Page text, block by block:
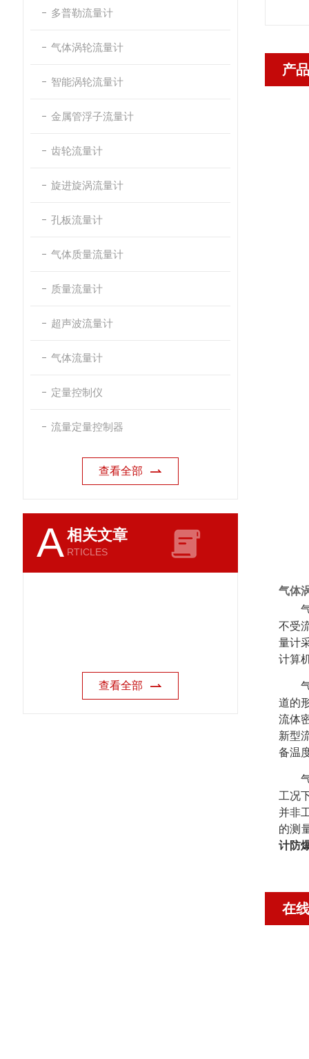
多普勒流量计
气体涡轮流量计
智能涡轮流量计
金属管浮子流量计
齿轮流量计
旋进旋涡流量计
孔板流量计
气体质量流量计
质量流量计
超声波流量计
气体流量计
定量控制仪
流量定量控制器
查看全部
A相关文章
RTICLES
查看全部
产
气体
不受
量计
计算
道的
流体
新型
备温
工况
并非
的测
计防
在